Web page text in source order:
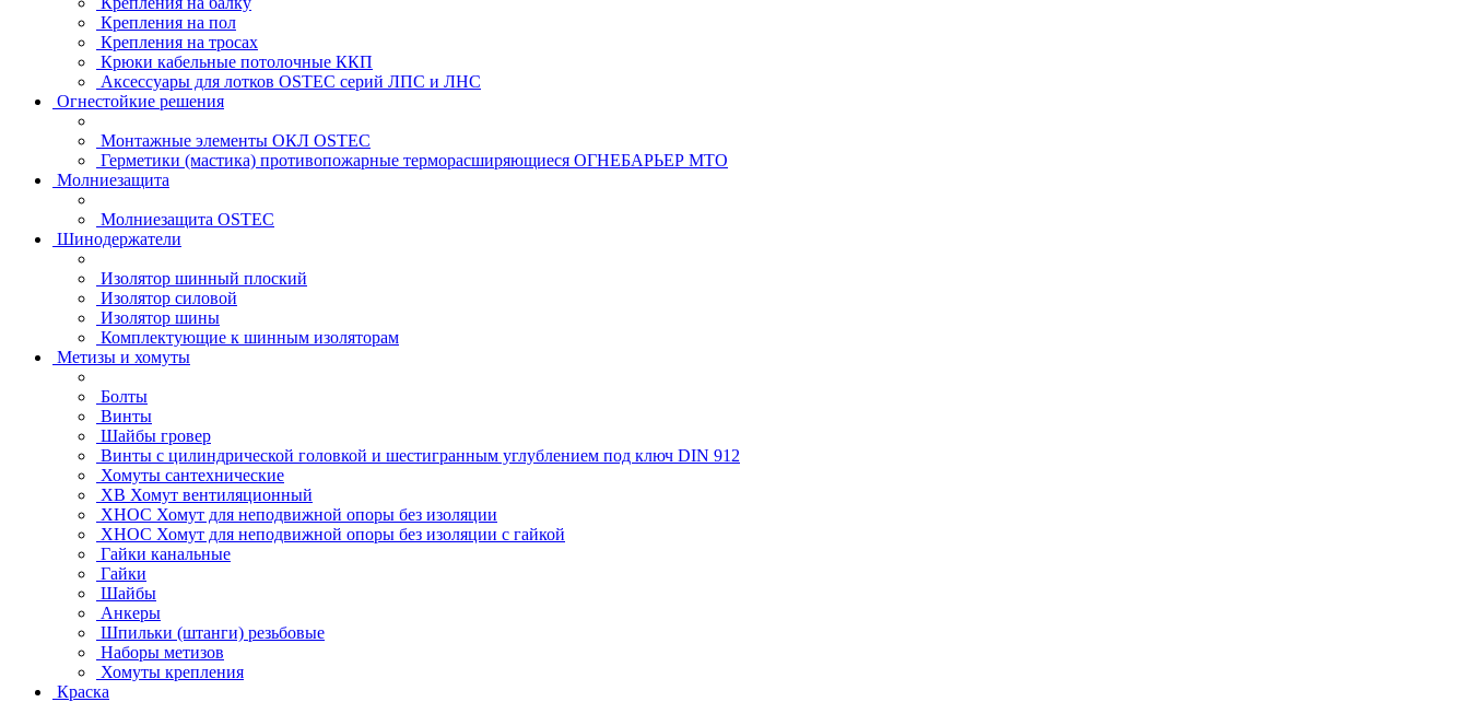
Крепления на пол
Крепления на тросах
Крюки кабельные потолочные ККП
Аксессуары для лотков OSTEC серий ЛПС и ЛНС
Огнестойкие решения
Монтажные элементы ОКЛ OSTEC
Герметики (мастика) противопожарные терморасширяющиеся ОГНЕБАРЬЕР МТО
Молниезащита
Молниезащита OSTEC
Шинодержатели
Изолятор шинный плоский
Изолятор силовой
Изолятор шины
Комплектующие к шинным изоляторам
Метизы и хомуты
Болты
Винты
Шайбы гровер
Винты с цилиндрической головкой и шестигранным углублением под ключ DIN 912
Хомуты сантехнические
ХВ Хомут вентиляционный
ХНОС Хомут для неподвижной опоры без изоляции
ХНОС Хомут для неподвижной опоры без изоляции с гайкой
Гайки канальные
Гайки
Шайбы
Анкеры
Шпильки (штанги) резьбовые
Наборы метизов
Хомуты крепления
Краска